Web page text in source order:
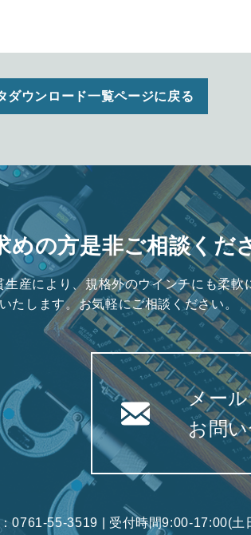
ダウンロード一覧ページに戻る
めの方是非ご相談くだ
産により、規格外のウインチにも柔軟
たします。お気軽にご相談ください。
メー
お問
0761-55-3519 | 受付時間9:00-17:00(土